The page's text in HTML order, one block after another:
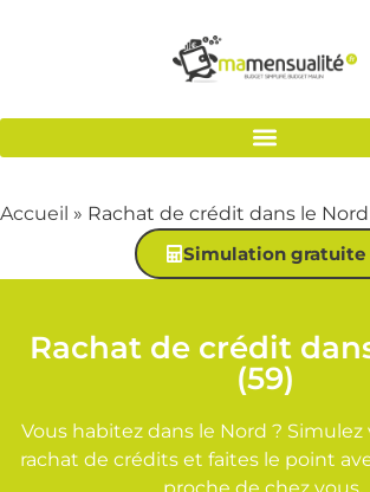
Accueil » Rachat de crédit dans le Nord
Simulation gratuite
Rachat de crédit
(59)
Vous habitez dans le Nord ?
rachat de crédits et faites le point
proche de chez vous.